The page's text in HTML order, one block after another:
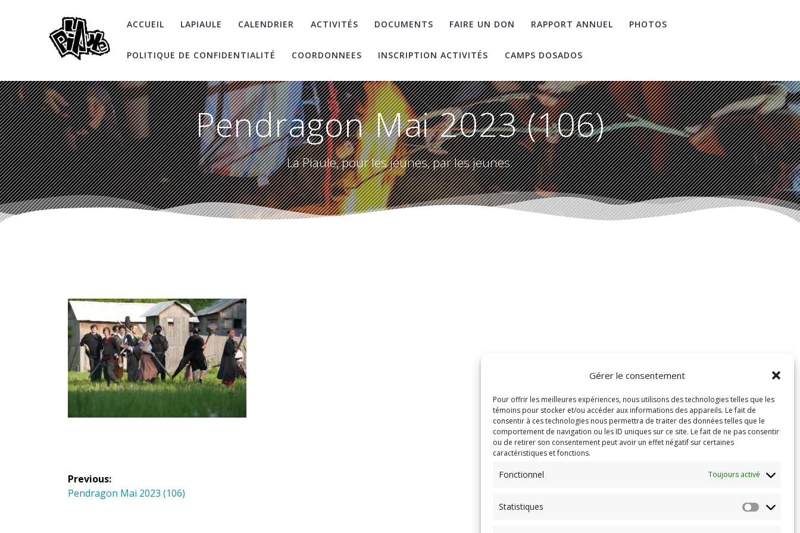
Gérer le consentement
Pour offrir les meilleures expériences, nous utilisons des technologies telles que les
témoins pour stocker et/ou accéder aux informations des appareils. Le fait de
consentir à ces technologies nous permettra de traiter des données telles que le
comportement de navigation ou les ID uniques sur ce site. Le fait de ne pas consentir
ou de retirer son consentement peut avoir un effet négatif sur certaines
caractéristiques et fonctions.
Fonctionnel Toujours activé
Statistiques
ACCUEIL LAPIAULE CALENDRIER ACTIVITÉS DOCUMENTS FAIRE UN DON RAPPORT ANNUEL PHOTOS
POLITIQUE DE CONFIDENTIALITÉ COORDONNEES INSCRIPTION ACTIVITÉS CAMPS DOSADOS
Pendragon Mai 2023 (106)
La Piaule, pour les jeunes, par les jeunes.
Navigation
de
Previous:
Previous
Pendragon Mai 2023 (106)